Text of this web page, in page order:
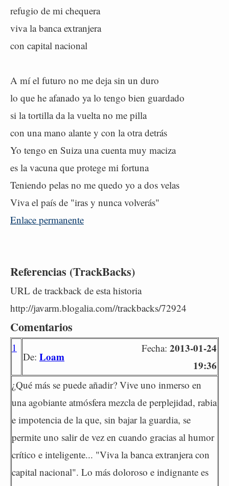
refugio de mi chequera
viva la banca extranjera
con capital nacional
A mí el futuro no me deja sin un duro
lo que he afanado ya lo tengo bien guardado
si la tortilla da la vuelta no me pilla
con una mano alante y con la otra detrás
Yo tengo en Suiza una cuenta muy maciza
es la vacuna que protege mi fortuna
Teniendo pelas no me quedo yo a dos velas
Viva el país de "iras y nunca volverás"
Enlace permanente
Referencias (TrackBacks)
URL de trackback de esta historia
http://javarm.blogalia.com//trackbacks/72924
Comentarios
1
De: Loam
Fecha: 2013-01-24
19:36
¿Qué más se puede añadir? Vive uno inmerso en
una agobiante atmósfera mezcla de perplejidad, rabia
e impotencia de la que, sin bajar la guardia, se
permite uno salir de vez en cuando gracias al humor
crítico e inteligente... "Viva la banca extranjera con
capital nacional". Lo más doloroso e indignante es